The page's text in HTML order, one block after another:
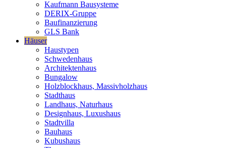
Kaufmann Bausysteme
DERIX-Gruppe
Baufinanzierung
GLS Bank
Häuser
Haustypen
Schwedenhaus
Architektenhaus
Bungalow
Holzblockhaus, Massivholzhaus
Stadthaus
Landhaus, Naturhaus
Designhaus, Luxushaus
Stadtvilla
Bauhaus
Kubushaus